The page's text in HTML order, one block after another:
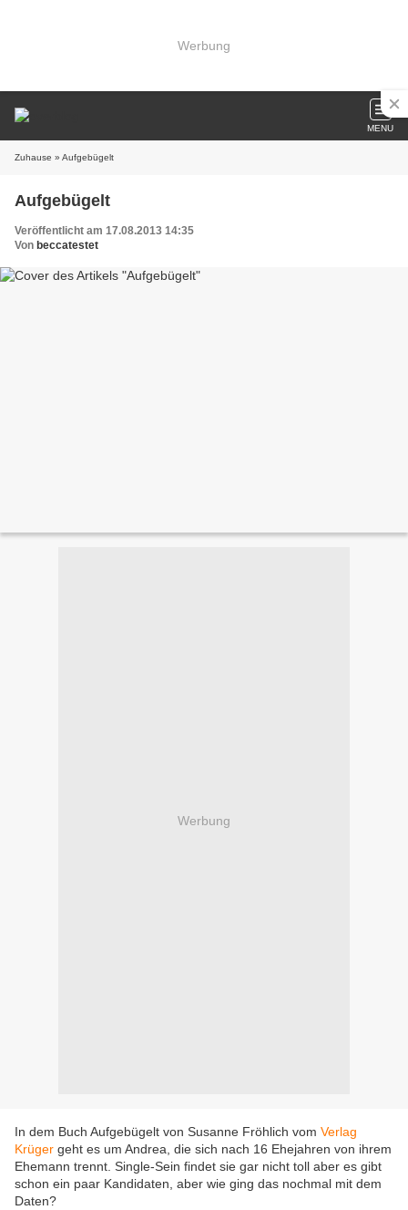
Werbung
MENU
Zuhause » Aufgebügelt
Aufgebügelt
Veröffentlicht am 17.08.2013 14:35
Von beccatestet
Werbung
In dem Buch Aufgebügelt von Susanne Fröhlich vom Verlag
Krüger geht es um Andrea, die sich nach 16 Ehejahren von ihrem
Ehemann trennt. Single-Sein findet sie gar nicht toll aber es gibt
schon ein paar Kandidaten, aber wie ging das nochmal mit dem
Daten?